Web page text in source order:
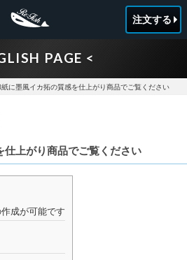
注文する
PAGE <
紙に墨風イカ拓の質感を仕上がり商品でご覧ください
上がり商品でご覧ください
成が可能です